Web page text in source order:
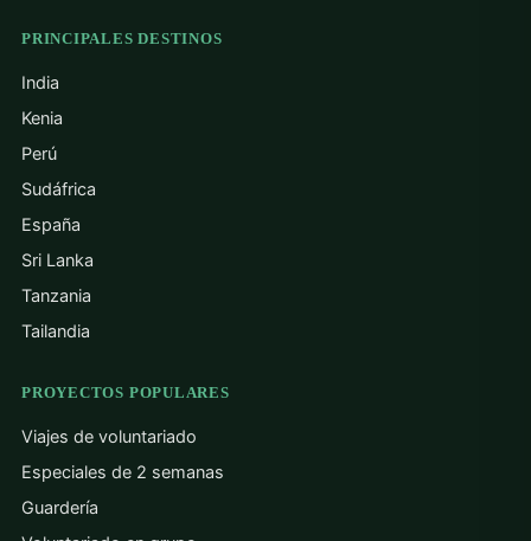
PRINCIPALES DESTINOS
India
Kenia
Perú
Sudáfrica
España
Sri Lanka
Tanzania
Tailandia
PROYECTOS POPULARES
Viajes de voluntariado
Especiales de 2 semanas
Guardería